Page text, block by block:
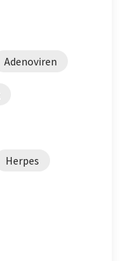
Adenoviren
Herpes